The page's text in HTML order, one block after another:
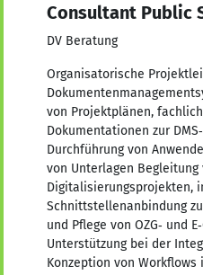
Consultant Public
DV Beratung
Organisatorische
von Projektplänen,
Dokumentationen zur
Durchführung von
von Unterlagen Begleitung
Digitalisierungsprojekten,
Schnittstellenanbindung
und Pflege von OZG‑ und
Unterstützung bei der
Konzeption von Workflows